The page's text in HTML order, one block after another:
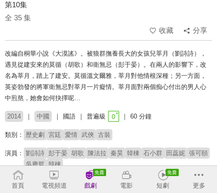
第10集
全 35 集
收藏
分享
改編自桐華小說《大漠謠》。被狼群撫養長大的女孩兒莘月（劉詩詩），
遇見從建安來的莫循（胡歌）和衛無忌（彭于晏）。在兩人的影響下，改
名為莘月，踏上了建安。莫循溫文爾雅，莘月對他情根深種；另一方面，
英姿勃發的將軍衛無忌對莘月一片癡情。莘月面對兩個痴心付出的男人心
中煎熬，她會如何抉擇呢…
2014 中國 國語 普遍級 60 分鐘
類別： 歷史劇 宮廷 愛情 武俠 古裝
演員： 劉詩詩 彭于晏 胡歌 陳法拉 秦昊 韓棟 石小群 田蕊妮 張可頤
吳慶哲 韓棟
導演： 李國立 林玉芬 梁勝權
首頁 電視頻道 戲劇 電影 短劇 更多